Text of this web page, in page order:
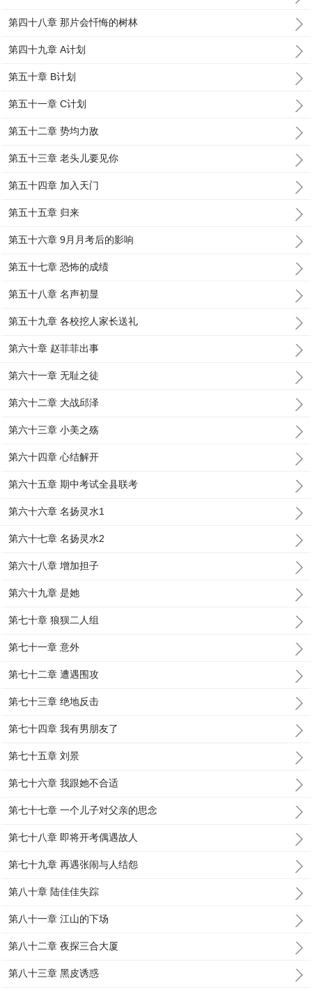
第四十八章 那片会忏悔的树林
第四十九章 A计划
第五十章 B计划
第五十一章 C计划
第五十二章 势均力敌
第五十三章 老头儿要见你
第五十四章 加入天门
第五十五章 归来
第五十六章 9月月考后的影响
第五十七章 恐怖的成绩
第五十八章 名声初显
第五十九章 各校挖人家长送礼
第六十章 赵菲菲出事
第六十一章 无耻之徒
第六十二章 大战邱泽
第六十三章 小美之殇
第六十四章 心结解开
第六十五章 期中考试全县联考
第六十六章 名扬灵水1
第六十七章 名扬灵水2
第六十八章 增加担子
第六十九章 是她
第七十章 狼狈二人组
第七十一章 意外
第七十二章 遭遇围攻
第七十三章 绝地反击
第七十四章 我有男朋友了
第七十五章 刘景
第七十六章 我跟她不合适
第七十七章 一个儿子对父亲的思念
第七十八章 即将开考偶遇故人
第七十九章 再遇张闹与人结怨
第八十章 陆佳佳失踪
第八十一章 江山的下场
第八十二章 夜探三合大厦
第八十三章 黑皮诱惑